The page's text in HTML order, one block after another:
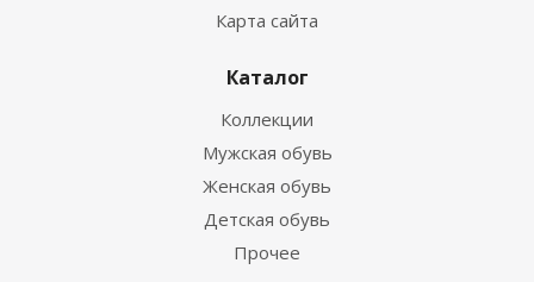
Карта сайта
Каталог
Коллекции
Мужская обувь
Женская обувь
Детская обувь
Прочее